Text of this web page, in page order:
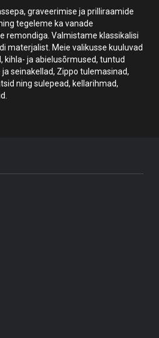
graveerimise ja prilliraamide
tegeleme ka vanade
remondiga. Valmistame klassikalisi
materjalist. Meie valikusse kuuluvad
kihla- ja abielusõrmused, tuntud
seinakellad, Zippo tulemasinad,
ning sulepead, kellarihmad,